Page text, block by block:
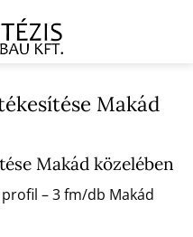
Makád
Makád közelében
– 3 fm/db Makád